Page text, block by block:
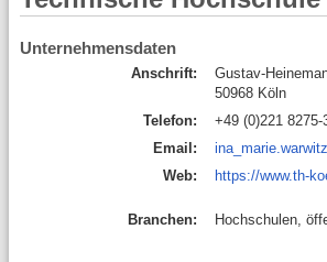
Unternehmensdaten
Anschrift:
Gustav-
50968 Köln
Telefon:
+49 (0)221 8275-
Email:
Web:
https://www.th-
Branchen: Hochschulen,